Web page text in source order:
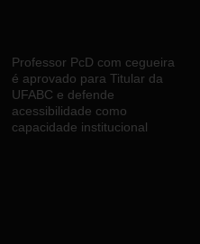
Professor PcD com cegueira
é aprovado para Titular da
UFABC e defende
acessibilidade como
capacidade institucional